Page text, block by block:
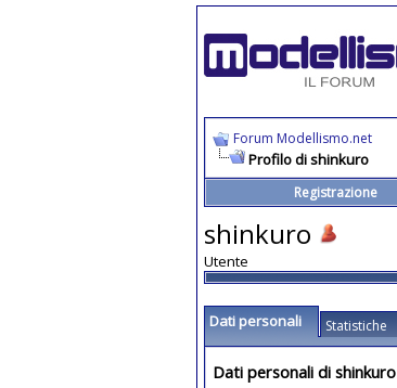
Forum Modellismo.net
Profilo di shinkuro
Registrazione
shinkuro
Utente
Dati personali Statistiche
Dati personali di shinkuro